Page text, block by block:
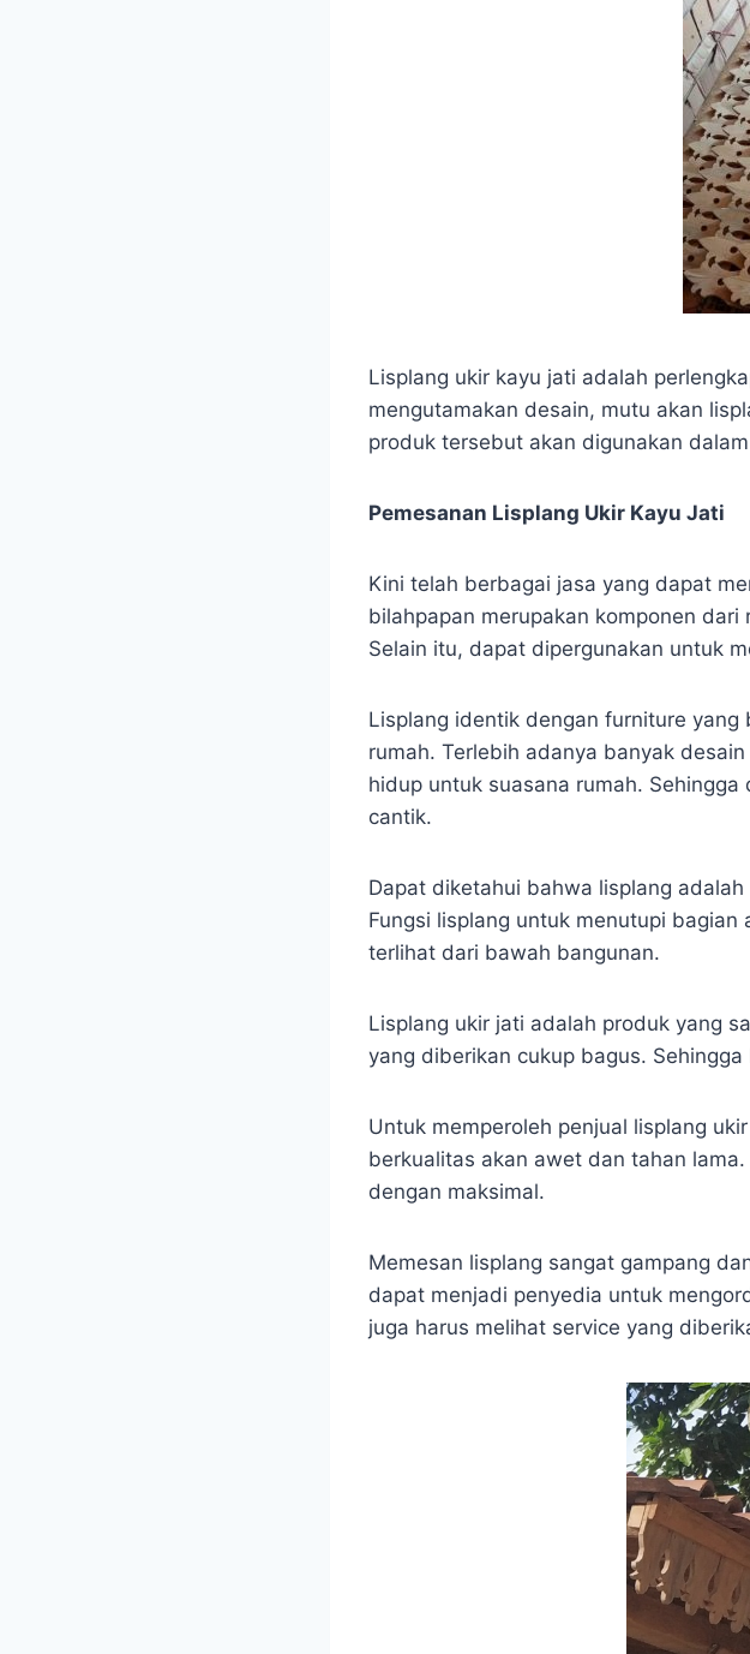
Lisplang ukir kayu jati adalah
mengutamakan desain, mutu akan
produk tersebut akan digunakan
Pemesanan Lisplang Ukir Kayu Jati
Kini telah berbagai jasa yang dapat
bilahpapan merupakan komponen
Selain itu, dapat dipergunakan untuk
Lisplang identik dengan furniture
rumah. Terlebih adanya banyak
hidup untuk suasana rumah.
cantik.
Dapat diketahui bahwa lisplang
Fungsi lisplang untuk menutupi
terlihat dari bawah bangunan.
Lisplang ukir jati adalah produk yang
yang diberikan cukup bagus.
Untuk memperoleh penjual lisplang
berkualitas akan awet dan tahan
dengan maksimal.
Memesan lisplang sangat gampang
dapat menjadi penyedia untuk
juga harus melihat service yang